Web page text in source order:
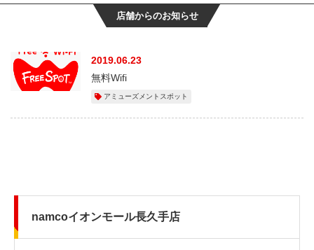
店舗からのお知らせ
2019.06.23
無料Wifi
アミューズメントスポット
namcoイオンモール長久手店